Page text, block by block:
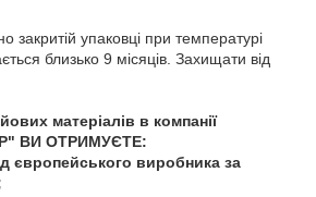
закритій упаковці при температурі
близько 9 місяців. Захищати від
матеріалів в компанії
ВИ ОТРИМУЄТЕ:
європейського виробника за